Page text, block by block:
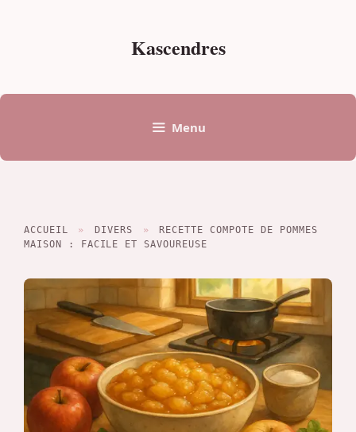
Kascendres
Menu
ACCUEIL » DIVERS »
RECETTE COMPOTE DE POMMES
MAISON : FACILE ET SAVOUREUSE